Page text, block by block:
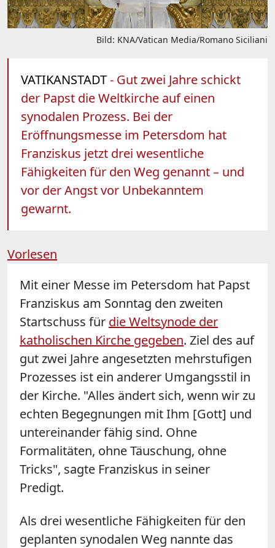
Bild: KNA/Vatican Media/Romano Siciliani
VATIKANSTADT- Gut zwei Jahre schickt
der Papst die Weltkirche auf einen
synodalen Prozess. Bei der
Eröffnungsmesse im Petersdom hat
Franziskus jetzt drei wesentliche
Fähigkeiten für den Weg genannt – und
vor der Angst vor Unbekanntem
gewarnt.
Vorlesen
Mit einer Messe im Petersdom hat Papst
Franziskus am Sonntag den zweiten
Startschuss für die Weltsynode der
katholischen Kirche gegeben. Ziel des auf
gut zwei Jahre angesetzten mehrstufigen
Prozesses ist ein anderer Umgangsstil in
der Kirche. "Alles ändert sich, wenn wir zu
echten Begegnungen mit Ihm [Gott] und
untereinander fähig sind. Ohne
Formalitäten, ohne Täuschung, ohne
Tricks", sagte Franziskus in seiner
Predigt.
Als drei wesentliche Fähigkeiten für den
geplanten synodalen Weg nannte das